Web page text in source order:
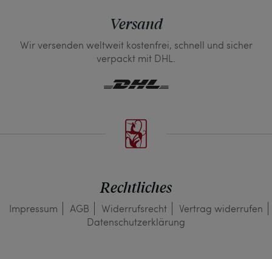
Versand
Wir versenden weltweit kostenfrei, schnell und sicher
verpackt mit DHL.
Rechtliches
Impressum AGB Widerrufs­recht
Vertrag widerrufen
Daten­schutz­erklärung